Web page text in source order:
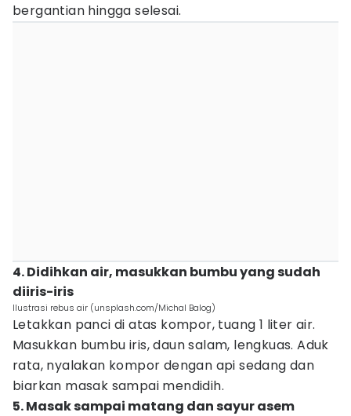
bergantian hingga selesai.
4. Didihkan air, masukkan bumbu yang sudah
diiris-iris
Ilustrasi rebus air (unsplash.com/Michal Balog)
Letakkan panci di atas kompor, tuang 1 liter air.
Masukkan bumbu iris, daun salam, lengkuas. Aduk
rata, nyalakan kompor dengan api sedang dan
biarkan masak sampai mendidih.
5. Masak sampai matang dan sayur asem